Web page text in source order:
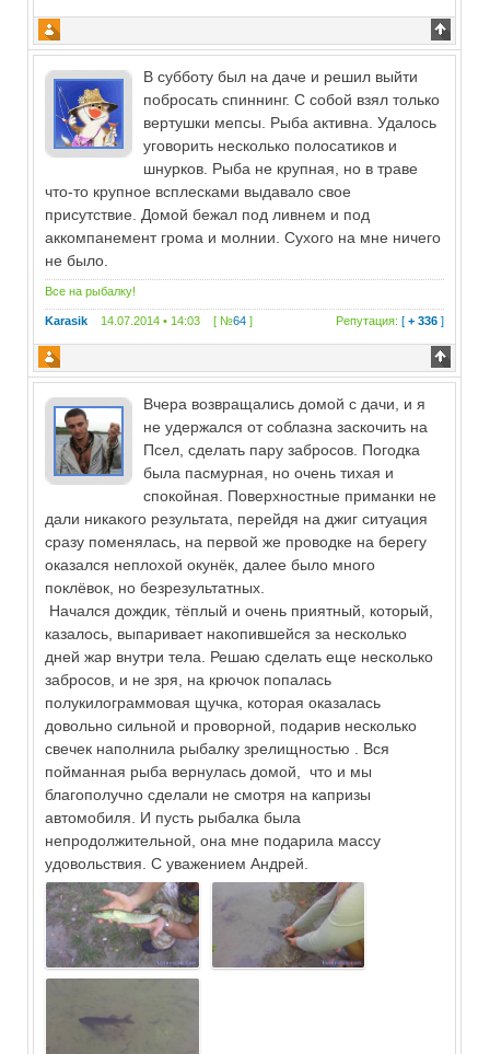
В субботу был на даче и решил выйти
побросать спиннинг. С собой взял только
вертушки мепсы. Рыба активна. Удалось
уговорить несколько полосатиков и
шнурков. Рыба не крупная, но в траве
что-то крупное всплесками выдавало свое
присутствие. Домой бежал под ливнем и под
аккомпанемент грома и молнии. Сухого на мне ничего
не было.
Все на рыбалку!
Karasik 14.07.2014 • 14:03 [ №64 ] Репутация: [+ 336 ]
Вчера возвращались домой с дачи, и я
не удержался от соблазна заскочить на
Псел, сделать пару забросов. Погодка
была пасмурная, но очень тихая и
спокойная. Поверхностные приманки не
дали никакого результата, перейдя на джиг ситуация
сразу поменялась, на первой же проводке на берегу
оказался неплохой окунёк, далее было много
поклёвок, но безрезультатных.
Начался дождик, тёплый и очень приятный, который,
казалось, выпаривает накопившейся за несколько
дней жар внутри тела. Решаю сделать еще несколько
забросов, и не зря, на крючок попалась
полукилограммовая щучка, которая оказалась
довольно сильной и проворной, подарив несколько
свечек наполнила рыбалку зрелищностью . Вся
пойманная рыба вернулась домой, что и мы
благополучно сделали не смотря на капризы
автомобиля. И пусть рыбалка была
непродолжительной, она мне подарила массу
удовольствия. С уважением Андрей.